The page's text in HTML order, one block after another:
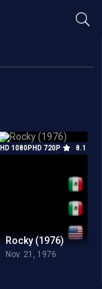
8.1
HD 1080PHD 720P
Rocky (1976)
Nov. 21, 1976